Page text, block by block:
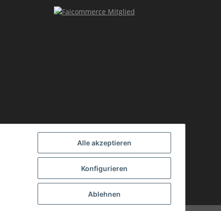
Alle akzeptieren
Konfigurieren
Ablehnen